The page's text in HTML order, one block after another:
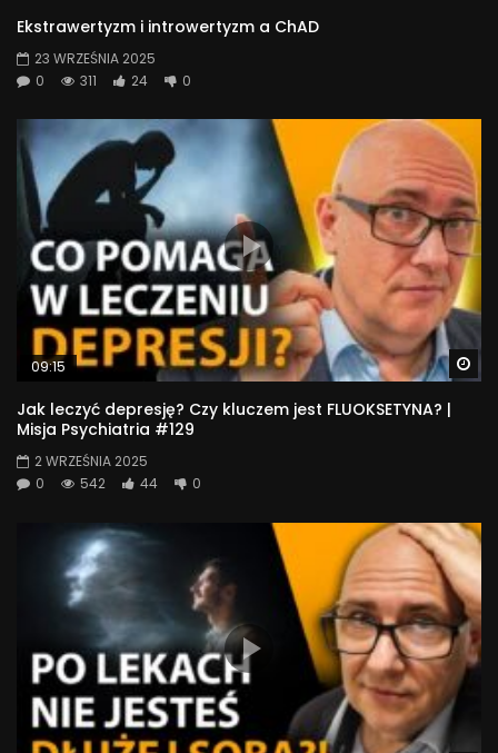
Ekstrawertyzm i introwertyzm a ChAD
23 WRZEŚNIA 2025
0
311 24 0
09:15
Jak leczyć depresję? Czy kluczem jest FLUOKSETYNA? |
Misja Psychiatria #129
2 WRZEŚNIA 2025
0
542 44 0